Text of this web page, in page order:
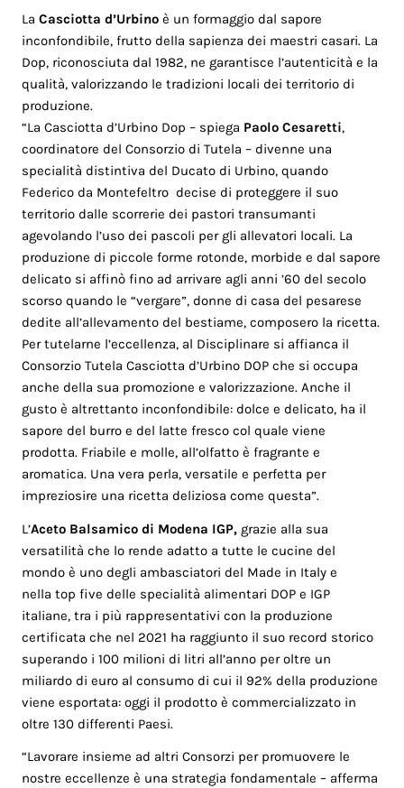
LaCasciotta d’Urbino è un formaggio dal sapore
inconfondibile, frutto della sapienza dei maestri casari. La
Dop, riconosciuta dal 1982, ne garantisce l’autenticità e la
qualità, valorizzando le tradizioni locali dei territorio di
produzione.
“La Casciotta d’Urbino Dop – spiega Paolo Cesaretti,
coordinatore del Consorzio di Tutela – divenne una
specialità distintiva del Ducato di Urbino, quando
Federico da Montefeltro decise di proteggere il suo
territorio dalle scorrerie dei pastori transumanti
agevolando l’uso dei pascoli per gli allevatori locali. La
produzione di piccole forme rotonde, morbide e dal sapore
delicato si affinò fino ad arrivare agli anni ’60 del secolo
scorso quando le “vergare”, donne di casa del pesarese
dedite all’allevamento del bestiame, composero la ricetta.
Per tutelarne l’eccellenza, al Disciplinare si affianca il
Consorzio Tutela Casciotta d’Urbino DOP che si occupa
anche della sua promozione e valorizzazione. Anche il
gusto è altrettanto inconfondibile: dolce e delicato, ha il
sapore del burro e del latte fresco col quale viene
prodotta. Friabile e molle, all’olfatto è fragrante e
aromatica. Una vera perla, versatile e perfetta per
impreziosire una ricetta deliziosa come questa”.
L’Aceto Balsamico di Modena IGP, grazie alla sua
versatilità che lo rende adatto a tutte le cucine del
mondo è uno degli ambasciatori del Made in Italy e
nella top five delle specialità alimentari DOP e IGP
italiane, tra i più rappresentativi con la produzione
certificata che nel 2021 ha raggiunto il suo record storico
superando i 100 milioni di litri all’anno per oltre un
miliardo di euro al consumo di cui il 92% della produzione
viene esportata: oggi il prodotto è commercializzato in
oltre 130 differenti Paesi.
“Lavorare insieme ad altri Consorzi per promuovere le
nostre eccellenze è una strategia fondamentale – afferma